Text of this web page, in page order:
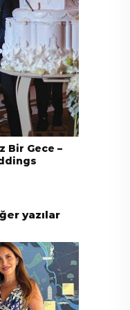
Bir Gece –
yazılar